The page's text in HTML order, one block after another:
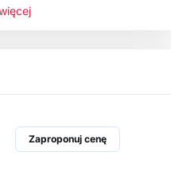
Zaproponuj cenę